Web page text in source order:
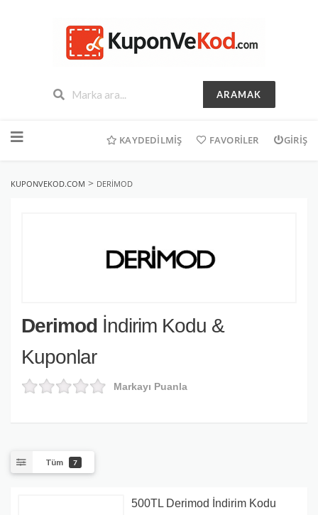
ARAMAK
geç
KAYDEDILMIŞ FAVORILER GIRIŞ
KUPONVEKOD.COM > DERIMOD
Derimod İndirim Kodu &
Kuponlar
Markayı Puanla
Tüm 7
500TL Derimod İndirim Kodu